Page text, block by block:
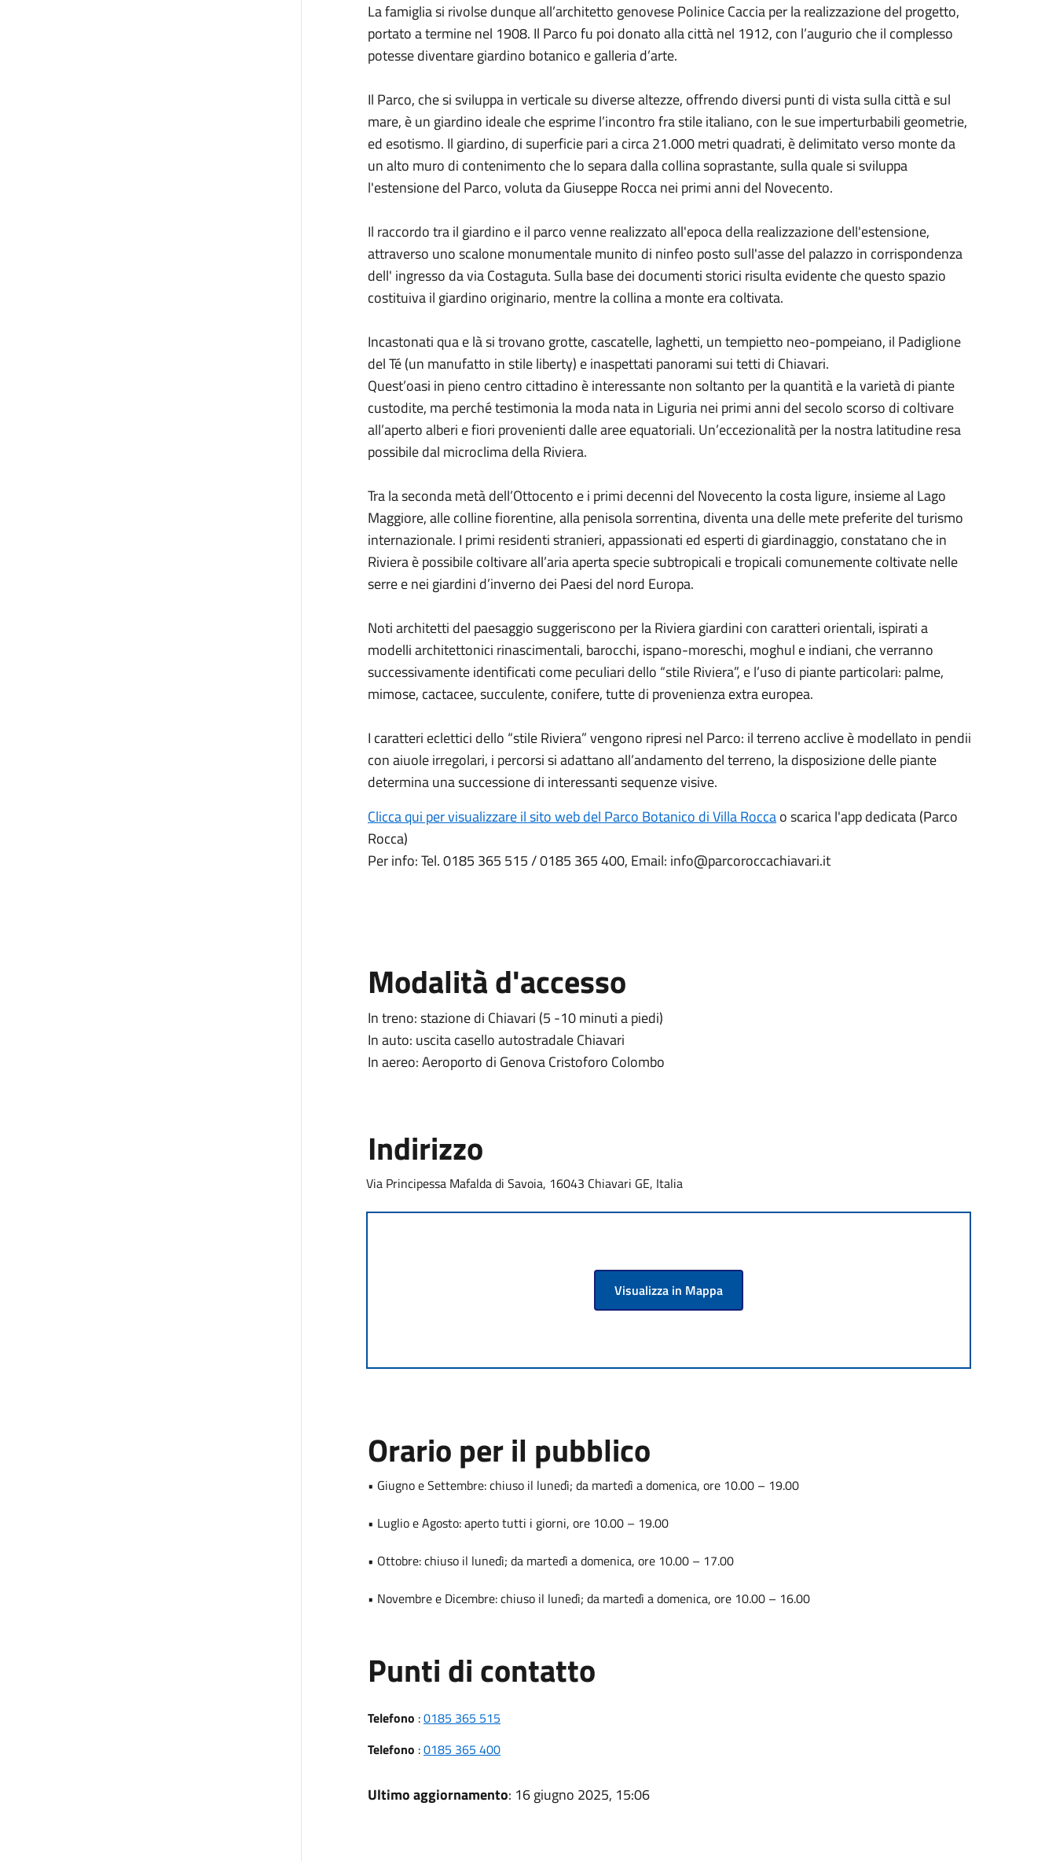
La famiglia si rivolse dunque all’architetto genovese Polinice Caccia per la realizzazione del progetto,
portato a termine nel 1908. Il Parco fu poi donato alla città nel 1912, con l’augurio che il complesso
potesse diventare giardino botanico e galleria d’arte.
Il Parco, che si sviluppa in verticale su diverse altezze, offrendo diversi punti di vista sulla città e sul
mare, è un giardino ideale che esprime l’incontro fra stile italiano, con le sue imperturbabili geometrie,
ed esotismo. Il giardino, di superficie pari a circa 21.000 metri quadrati, è delimitato verso monte da
un alto muro di contenimento che lo separa dalla collina soprastante, sulla quale si sviluppa
l'estensione del Parco, voluta da Giuseppe Rocca nei primi anni del Novecento.
Il raccordo tra il giardino e il parco venne realizzato all'epoca della realizzazione dell'estensione,
attraverso uno scalone monumentale munito di ninfeo posto sull'asse del palazzo in corrispondenza
dell' ingresso da via Costaguta. Sulla base dei documenti storici risulta evidente che questo spazio
costituiva il giardino originario, mentre la collina a monte era coltivata.
Incastonati qua e là si trovano grotte, cascatelle, laghetti, un tempietto neo-pompeiano, il Padiglione
del Té (un manufatto in stile liberty) e inaspettati panorami sui tetti di Chiavari.
Quest’oasi in pieno centro cittadino è interessante non soltanto per la quantità e la varietà di piante
custodite, ma perché testimonia la moda nata in Liguria nei primi anni del secolo scorso di coltivare
all’aperto alberi e fiori provenienti dalle aree equatoriali. Un’eccezionalità per la nostra latitudine resa
possibile dal microclima della Riviera.
Tra la seconda metà dell’Ottocento e i primi decenni del Novecento la costa ligure, insieme al Lago
Maggiore, alle colline fiorentine, alla penisola sorrentina, diventa una delle mete preferite del turismo
internazionale. I primi residenti stranieri, appassionati ed esperti di giardinaggio, constatano che in
Riviera è possibile coltivare all’aria aperta specie subtropicali e tropicali comunemente coltivate nelle
serre e nei giardini d’inverno dei Paesi del nord Europa.
Noti architetti del paesaggio suggeriscono per la Riviera giardini con caratteri orientali, ispirati a
modelli architettonici rinascimentali, barocchi, ispano-moreschi, moghul e indiani, che verranno
successivamente identificati come peculiari dello “stile Riviera”, e l’uso di piante particolari: palme,
mimose, cactacee, succulente, conifere, tutte di provenienza extra europea.
I caratteri eclettici dello “stile Riviera” vengono ripresi nel Parco: il terreno acclive è modellato in pendii
con aiuole irregolari, i percorsi si adattano all’andamento del terreno, la disposizione delle piante
determina una successione di interessanti sequenze visive.
Clicca qui per visualizzare il sito web del Parco Botanico di Villa Roccao scarica l'app dedicata (Parco
Rocca)
Per info: Tel. 0185 365 515 / 0185 365 400, Email: info@parcoroccachiavari.it
Modalità d'accesso
In treno: stazione di Chiavari (5 -10 minuti a piedi)
In auto: uscita casello autostradale Chiavari
In aereo: Aeroporto di Genova Cristoforo Colombo
Indirizzo
Via Principessa Mafalda di Savoia, 16043 Chiavari GE, Italia
Visualizza in Mappa
Orario per il pubblico
• Giugno e Settembre: chiuso il lunedì; da martedì a domenica, ore 10.00 – 19.00
• Luglio e Agosto: aperto tutti i giorni, ore 10.00 – 19.00
• Ottobre: chiuso il lunedì; da martedì a domenica, ore 10.00 – 17.00
• Novembre e Dicembre: chiuso il lunedì; da martedì a domenica, ore 10.00 – 16.00
Punti di contatto
Telefono :0185 365 515
Telefono :0185 365 400
Ultimo aggiornamento: 16 giugno 2025, 15:06